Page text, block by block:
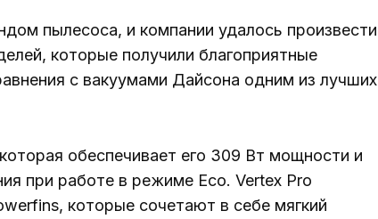
пылесоса, и компании удалось произвести
которые получили благоприятные
с вакуумами Дайсона одним из лучших
обеспечивает его 309 Вт мощности и
при работе в режиме Eco. Vertex Pro
которые сочетают в себе мягкий